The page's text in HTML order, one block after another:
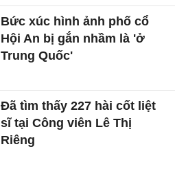
Bức xúc hình ảnh phố cổ
Hội An bị gắn nhầm là 'ở
Trung Quốc'
Đã tìm thấy 227 hài cốt liệt
sĩ tại Công viên Lê Thị
Riêng